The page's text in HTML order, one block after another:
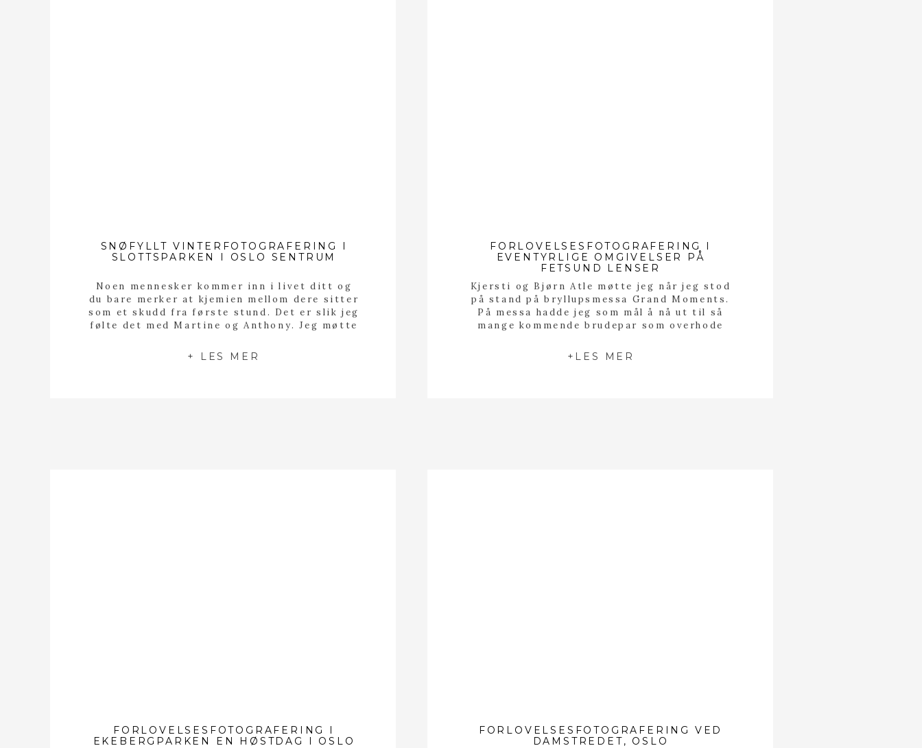
+ LES MER
Noen mennesker kommer inn i livet ditt og
du bare merker at kjemien mellom dere sitter
som et skudd fra første stund. Det er slik jeg
følte det med Martine og Anthony. Jeg møtte
Moments. Vi fikk pratet kort der og da, og
SNØFYLLT VINTERFOTOGRAFERING I
SLOTTSPARKEN I OSLO SENTRUM
+LES MER
Kjersti og Bjørn Atle møtte jeg når jeg stod
på stand på bryllupsmessa Grand Moments.
På messa hadde jeg som mål å nå ut til så
mange kommende brudepar som overhode
forlovelsesfotografering til 5 par. Målet til
FORLOVELSESFOTOGRAFERING I
EVENTYRLIGE OMGIVELSER PÅ
FETSUND LENSER
FORLOVELSESFOTOGRAFERING I
EKEBERGPARKEN EN HØSTDAG I OSLO
FORLOVELSESFOTOGRAFERING VED
DAMSTREDET, OSLO